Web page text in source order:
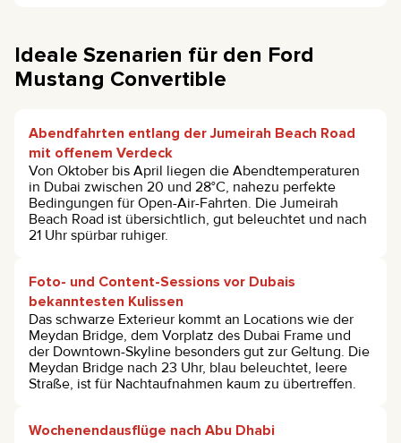
Ideale Szenarien für den Ford
Mustang Convertible
Abendfahrten entlang der Jumeirah Beach Road
mit offenem Verdeck
Von Oktober bis April liegen die Abendtemperaturen
in Dubai zwischen 20 und 28°C, nahezu perfekte
Bedingungen für Open-Air-Fahrten. Die Jumeirah
Beach Road ist übersichtlich, gut beleuchtet und nach
21 Uhr spürbar ruhiger.
Foto- und Content-Sessions vor Dubais
bekanntesten Kulissen
Das schwarze Exterieur kommt an Locations wie der
Meydan Bridge, dem Vorplatz des Dubai Frame und
der Downtown-Skyline besonders gut zur Geltung. Die
Meydan Bridge nach 23 Uhr, blau beleuchtet, leere
Straße, ist für Nachtaufnahmen kaum zu übertreffen.
Wochenendausflüge nach Abu Dhabi